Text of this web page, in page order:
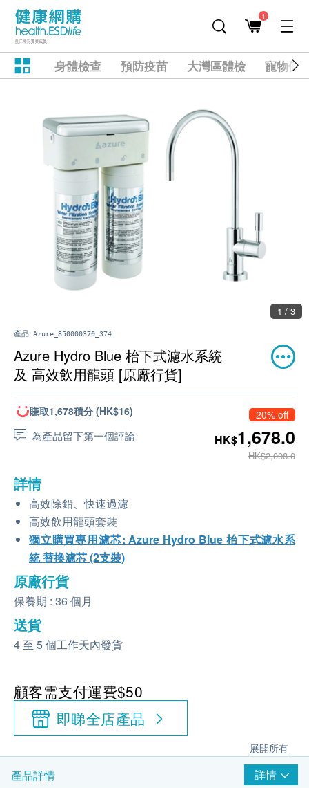
1
身體檢查 預防疫苗 大灣區體檢 寵物健
1 / 3
產品: Azure_850000370_374
Azure Hydro Blue 枱下式濾水系統
及 高效飲用龍頭 [原廠行貨]
賺取1,678積分 (HK$16)
為產品留下第一個評論
20% off
HK$1,678.0
HK$2,098.0
詳情
高效除鉛、快速過濾
高效飲用龍頭套裝
獨立購買專用濾芯: Azure Hydro Blue 枱下式濾水系
統 替換濾芯 (2支裝)
原廠行貨
保養期 : 36 個月
送貨
4 至 5 個工作天內發貨
顧客需支付運費$50
即睇全店產品
展開所有
產品詳情 詳情